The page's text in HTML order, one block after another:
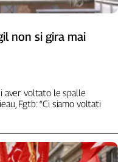
non si gira mai
aver voltato le spalle
Fgtb: “Ci siamo voltati